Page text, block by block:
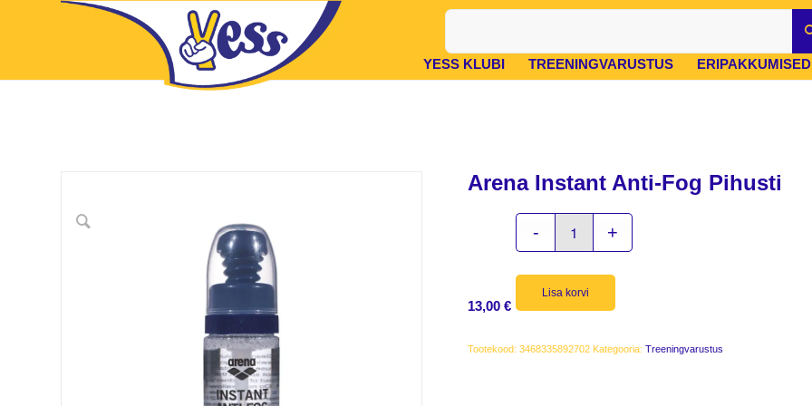
YESS KLUBI TREENINGVARUSTUS ERIPAKKUMISED
Arena Instant Anti-Fog Pihusti
13,00€
Lisa korvi
Tootekood:3468335892702 Kategooria:Treeningvarustus